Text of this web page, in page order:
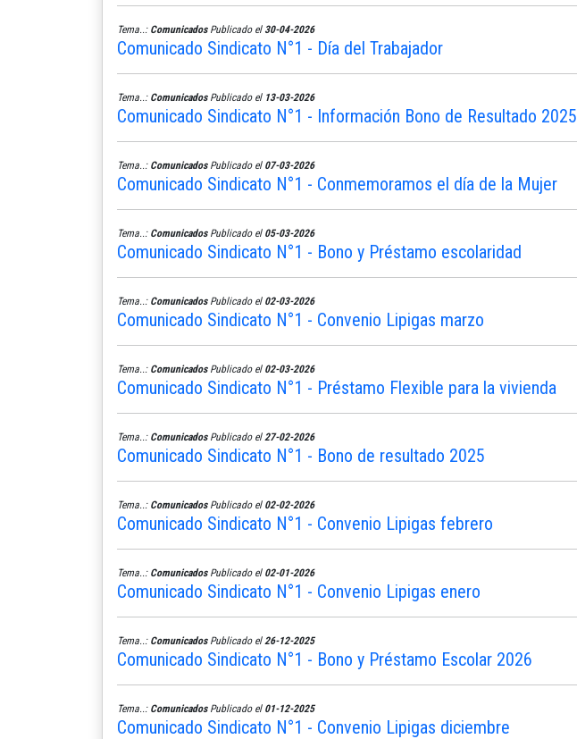
Tema..: ComunicadosPublicado el 30-04-2026
Comunicado Sindicato N°1 - Día del Trabajador
Tema..: ComunicadosPublicado el 13-03-2026
Comunicado Sindicato N°1 - Información Bono de Resultado 2025
Tema..: ComunicadosPublicado el 07-03-2026
Comunicado Sindicato N°1 - Conmemoramos el día de la Mujer
Tema..: ComunicadosPublicado el 05-03-2026
Comunicado Sindicato N°1 - Bono y Préstamo escolaridad
Tema..: ComunicadosPublicado el 02-03-2026
Comunicado Sindicato N°1 - Convenio Lipigas marzo
Tema..: ComunicadosPublicado el 02-03-2026
Comunicado Sindicato N°1 - Préstamo Flexible para la vivienda
Tema..: ComunicadosPublicado el27-02-2026
Comunicado Sindicato N°1 - Bono de resultado 2025
Tema..: ComunicadosPublicado el 02-02-2026
Comunicado Sindicato N°1 - Convenio Lipigas febrero
Tema..: ComunicadosPublicado el 02-01-2026
Comunicado Sindicato N°1 - Convenio Lipigas enero
Tema..: ComunicadosPublicado el26-12-2025
Comunicado Sindicato N°1 - Bono y Préstamo Escolar 2026
Tema..: ComunicadosPublicado el 01-12-2025
Comunicado Sindicato N°1 - Convenio Lipigas diciembre